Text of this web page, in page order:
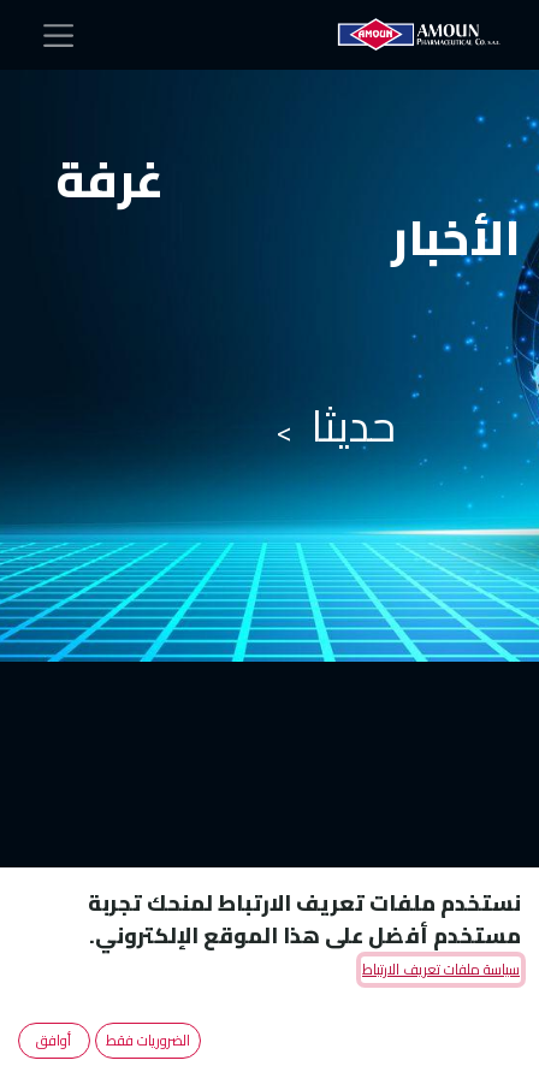
غرفة
الأخبار
حديثا >
نستخدم ملفات تعريف الارتباط لمنحك تجربة
مستخدم أفضل على هذا الموقع الإلكتروني.
سياسة ملفات تعريف الارتباط
الضروريات فقط أوافق